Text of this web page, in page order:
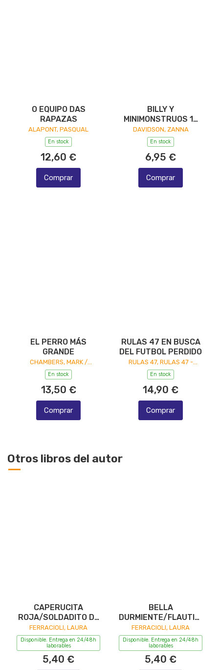
O EQUIPO DAS
RAPAZAS
ALAPONT, PASQUAL
En stock
12,60 €
Comprar
BILLY Y
MINIMONSTRUOS 13
MONSTR HOSPITAL
DAVIDSON, ZANNA
En stock
6,95 €
Comprar
EL PERRO MÁS
GRANDE
CHAMBERS, MARK /
LERWILL, BEN
En stock
13,50 €
Comprar
RULAS 47 EN BUSCA
DEL FUTBOL PERDIDO
RULAS 47, RULAS 47 -
HARPERKIDS
En stock
14,90 €
Comprar
Otros libros del autor
CAPERUCITA
ROJA/SOLDADITO DE
PLOMO TEATRO DE
LOS TITERES...
FERRACIOLI, LAURA
Disponible. Entrega en 24/48h
laborables
5,40 €
BELLA
DURMIENTE/FLAUTISTA
DE HAMELIN TEATRO
DE LOS TITERES..
FERRACIOLI, LAURA
Disponible. Entrega en 24/48h
laborables
5,40 €